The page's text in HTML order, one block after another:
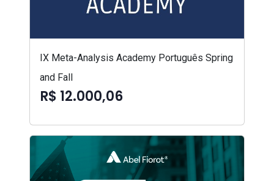
IX Meta-Analysis Academy Português Spring
and Fall
R$ 12.000,06